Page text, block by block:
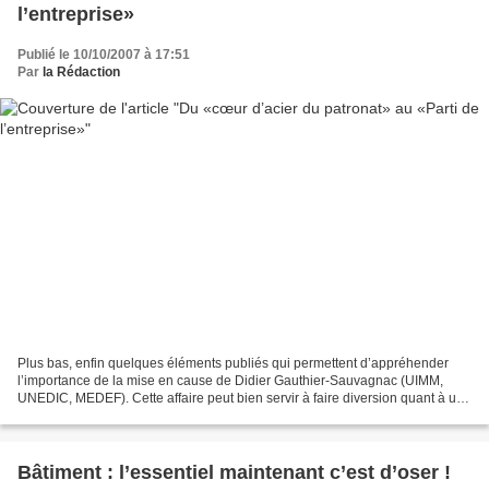
l’entreprise»
Publié le 10/10/2007 à 17:51
Par la Rédaction
Plus bas, enfin quelques éléments publiés qui permettent d’appréhender
l’importance de la mise en cause de Didier Gauthier-Sauvagnac (UIMM,
UNEDIC, MEDEF). Cette affaire peut bien servir à faire diversion quant à une
Bâtiment : l’essentiel maintenant c’est d’oser !